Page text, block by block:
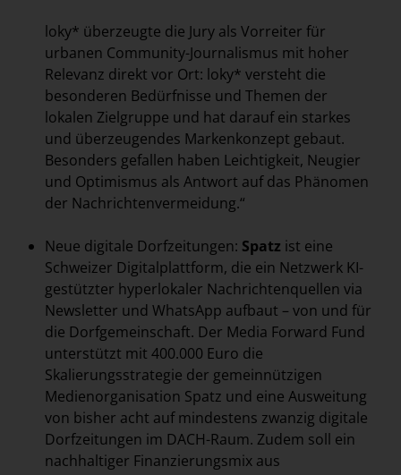
loky* überzeugte die Jury als Vorreiter für
urbanen Community-Journalismus mit hoher
Relevanz direkt vor Ort: loky* versteht die
besonderen Bedürfnisse und Themen der
lokalen Zielgruppe und hat darauf ein starkes
und überzeugendes Markenkonzept gebaut.
Besonders gefallen haben Leichtigkeit, Neugier
und Optimismus als Antwort auf das Phänomen
der Nachrichtenvermeidung.“
Neue digitale Dorfzeitungen: Spatz ist eine
Schweizer Digitalplattform, die ein Netzwerk KI-
gestützter hyperlokaler Nachrichtenquellen via
Newsletter und WhatsApp aufbaut – von und für
die Dorfgemeinschaft. Der Media Forward Fund
unterstützt mit 400.000 Euro die
Skalierungsstrategie der gemeinnützigen
Medienorganisation Spatz und eine Ausweitung
von bisher acht auf mindestens zwanzig digitale
Dorfzeitungen im DACH-Raum. Zudem soll ein
nachhaltiger Finanzierungsmix aus